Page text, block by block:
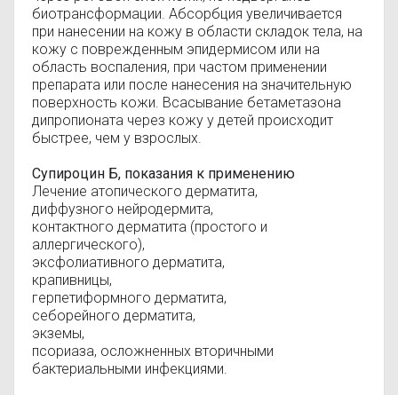
биотрансформации. Абсорбция увеличивается
при нанесении на кожу в области складок тела, на
кожу с поврежденным эпидермисом или на
область воспаления, при частом применении
препарата или после нанесения на значительную
поверхность кожи. Всасывание бетаметазона
дипропионата через кожу у детей происходит
быстрее, чем у взрослых.
Супироцин Б, показания к применению
Лечение атопического дерматита,
диффузного нейродермита,
контактного дерматита (простого и
аллергического),
эксфолиативного дерматита,
крапивницы,
герпетиформного дерматита,
себорейного дерматита,
экземы,
псориаза, осложненных вторичными
бактериальными инфекциями.